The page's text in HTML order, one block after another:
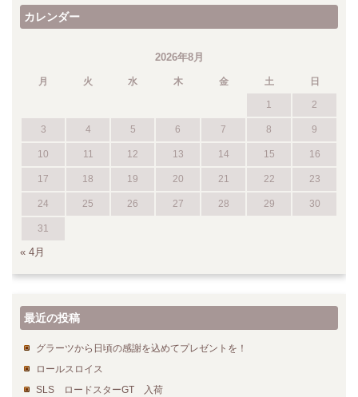
カレンダー
2026年8月
月 火 水 木 金 土 日
1 2
3 4 5 6 7 8 9
10 11 12 13 14 15 16
17 18 19 20 21 22 23
24 25 26 27 28 29 30
31
« 4月
最近の投稿
グラーツから日頃の感謝を込めてプレゼントを！
ロールスロイス
SLS ロードスターGT 入荷